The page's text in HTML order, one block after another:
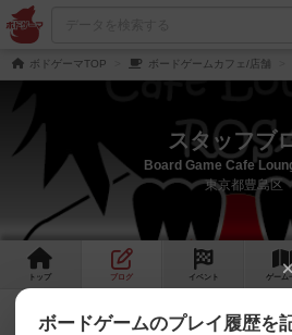
ボドゲーマTOP ボードゲームカフェ/店舗
スタッフブ
Board Game Cafe
東京都豊島区
トップ ブログ イベント ゲーム
ボードゲームのプレイ履歴を